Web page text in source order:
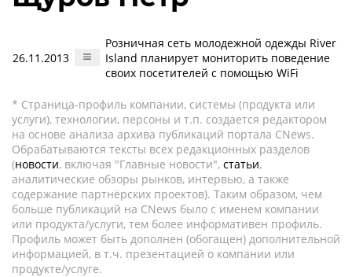
26.11.2013
Розничная сеть молодежной одежды River
Island планирует мониторить поведение
своих посетителей с помощью WiFi
* Страница-профиль компании, системы (продукта или
услуги), технологии, персоны и т.п. создается редактором
на основе анализа архива публикаций портала CNews.
Обрабатываются тексты всех редакционных разделов
(новости, включая "Главные новости", статьи,
аналитические обзоры рынков, интервью, а также
содержание партнёрских проектов). Таким образом, чем
больше публикаций на CNews было с именем компании
или продукта/услуги, тем более информативен профиль.
Профиль может быть дополнен (обогащен) дополнительной
информацией, в т.ч. презентацией о компании или
продукте/услуге.